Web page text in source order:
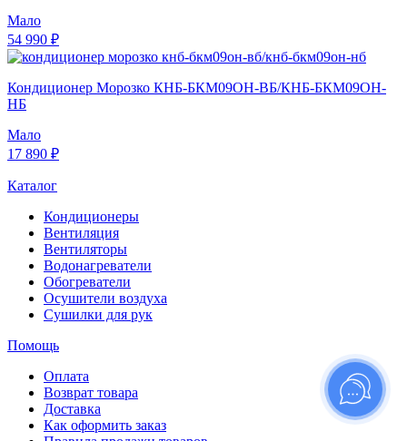
Мало
54 990 ₽
Кондиционер Морозко КНБ-БКМ09ОН-ВБ/КНБ-БКМ09ОН-
НБ
Мало
17 890 ₽
Каталог
Кондиционеры
Вентиляция
Вентиляторы
Водонагреватели
Обогреватели
Осушители воздуха
Сушилки для рук
Помощь
Оплата
Возврат товара
Доставка
Как оформить заказ